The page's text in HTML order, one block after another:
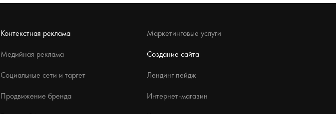
Контекстная реклама
Медийная реклама
Социальные сети и таргет
Продвижение бренда
Маркетинговые услуги
Создание сайта
Лендинг пейдж
Интернет-магазин